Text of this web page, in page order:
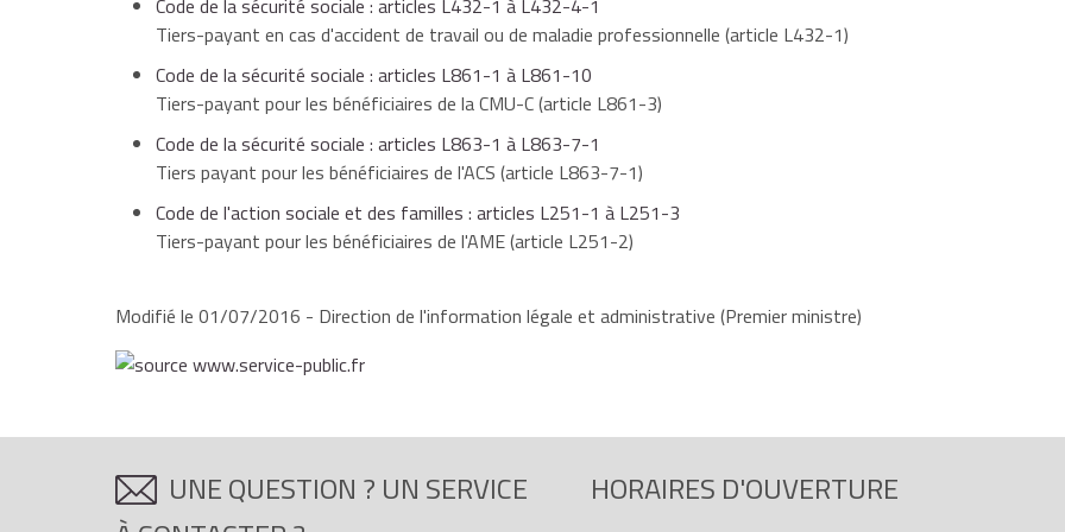
Code de la sécurité sociale : articles L432-1 à L432-4-1
Tiers-payant en cas d'accident de travail ou de maladie professionnelle (article L432-1)
Code de la sécurité sociale : articles L861-1 à L861-10
Tiers-payant pour les bénéficiaires de la CMU-C (article L861-3)
Code de la sécurité sociale : articles L863-1 à L863-7-1
Tiers payant pour les bénéficiaires de l'ACS (article L863-7-1)
Code de l'action sociale et des familles : articles L251-1 à L251-3
Tiers-payant pour les bénéficiaires de l'AME (article L251-2)
Modifié le 01/07/2016 - Direction de l'information légale et administrative (Premier ministre)
UNE QUESTION ? UN SERVICE
HORAIRES D'OUVERTURE